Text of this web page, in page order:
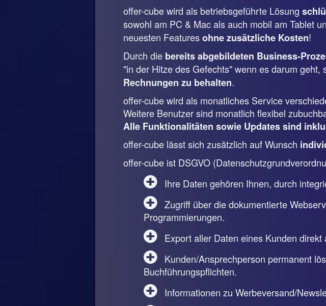
offer-cube wird als betriebsgeführte Lösung
sowohl am PC & Mac als auch mobil am Tablet
neuesten Featuresohne zusätzliche Kosten!
Durch die bereits abgebildeten Business-
"in der Hitze des Gefechts" wenn es darum
Rechnungen zu behalten.
offer-cube wird als monatliches Service
Weitere Benutzer sind monatlich flexibel
Alle Funktionalitäten sowie Updates sind
offer-cube lässt sich zusätzlich auf Wunsch
offer-cube ist DSGVO
Ihre Daten gehören Ihnen, durch
Zugriff über die dokumentierte
Programmierungen.
Export aller Daten eines Kunden
Kunden/Ansprechperson permanent
Buchführungspflichten.
Informationen zu Werbeversand/